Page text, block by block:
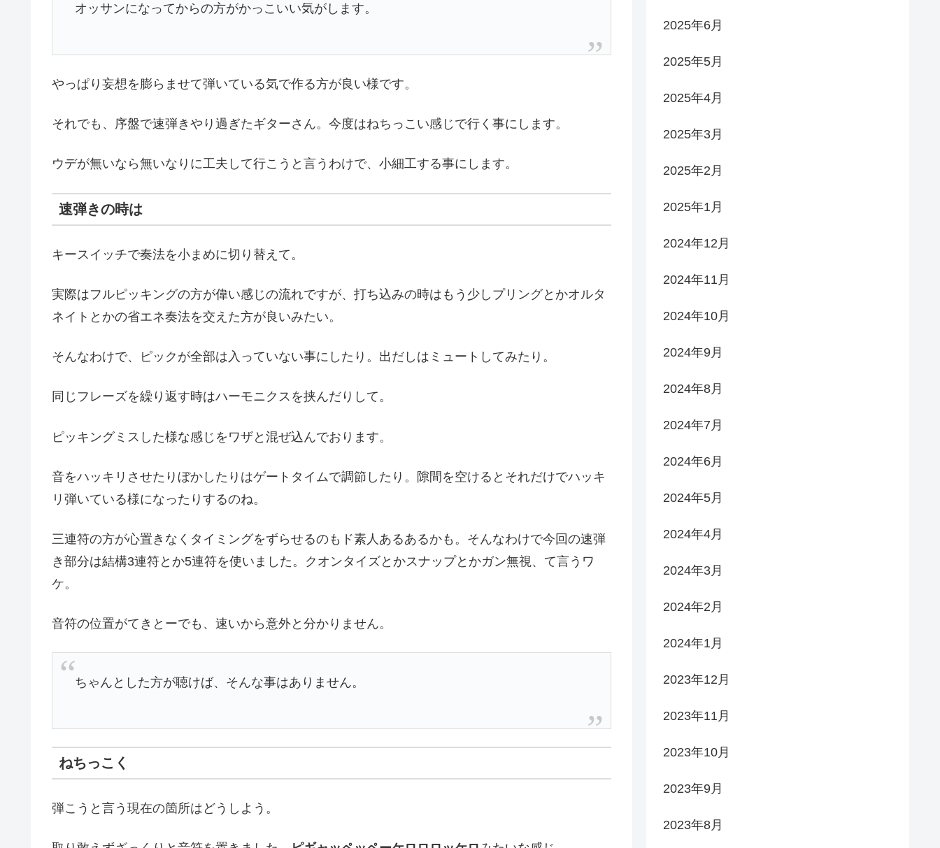
オッサンになってからの方がかっこいい気がします。
やっぱり妄想を膨らませて弾いている気で作る方が良い様です。
それでも、序盤で速弾きやり過ぎたギターさん。今度はねちっこい感じで行く事にします。
ウデが無いなら無いなりに工夫して行こうと言うわけで、小細工する事にします。
速弾きの時は
キースイッチで奏法を小まめに切り替えて。
実際はフルピッキングの方が偉い感じの流れですが、打ち込みの時はもう少しプリングとかオルタ
ネイトとかの省エネ奏法を交えた方が良いみたい。
そんなわけで、ピックが全部は入っていない事にしたり。出だしはミュートしてみたり。
同じフレーズを繰り返す時はハーモニクスを挟んだりして。
ピッキングミスした様な感じをワザと混ぜ込んでおります。
音をハッキリさせたりぼかしたりはゲートタイムで調節したり。隙間を空けるとそれだけでハッキ
リ弾いている様になったりするのね。
三連符の方が心置きなくタイミングをずらせるのもド素人あるあるかも。そんなわけで今回の速弾
き部分は結構3連符とか5連符を使いました。クオンタイズとかスナップとかガン無視、て言うワ
ケ。
音符の位置がてきとーでも、速いから意外と分かりません。
ちゃんとした方が聴けば、そんな事はありません。
ねちっこく
弾こうと言う現在の箇所はどうしよう。
2025年6月
2025年5月
2025年4月
2025年3月
2025年2月
2025年1月
2024年12月
2024年11月
2024年10月
2024年9月
2024年8月
2024年7月
2024年6月
2024年5月
2024年4月
2024年3月
2024年2月
2024年1月
2023年12月
2023年11月
2023年10月
2023年9月
2023年8月